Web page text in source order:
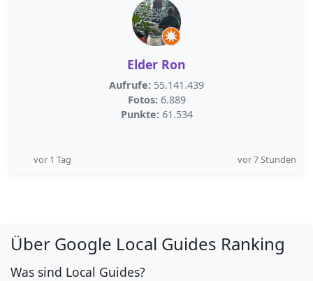
Elder Ron
Aufrufe: 55.141.439
Fotos: 6.889
Punkte: 61.534
vor 1 Tag vor 7 Stunden
Über Google Local Guides Ranking
Was sind Local Guides?